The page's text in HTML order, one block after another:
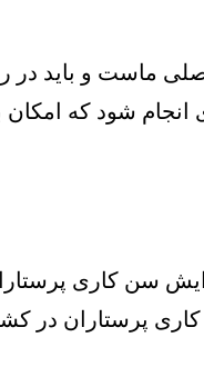
شود که امکان
سن کاری